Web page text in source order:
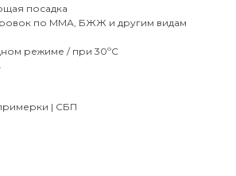
посадка
по ММА, БЖЖ и другим видам
режиме / при 30ºC
| СБП